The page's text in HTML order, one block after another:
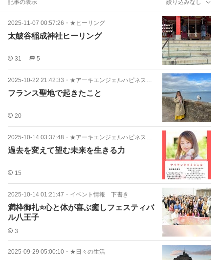
記事の表示 絞り込みなし
2025-11-07 00:57:26 ・ ★ヒーリング
太皷谷稲成神社ヒーリング
31 5
2025-10-22 21:42:33 ・ ★アーキエンジェルハピネス協会
フランス聖地で起きたこと
20
2025-10-14 03:37:48 ・ ★アーキエンジェルハピネス協会
過去を変えて望む未来を生きる力
15
2025-10-14 01:21:47 ・ イベント情報 下書き
満枠御礼⭐️心と体が喜ぶ癒しフェスティバ
ル八王子
3
2025-09-29 05:00:10 ・ ★日々の生活